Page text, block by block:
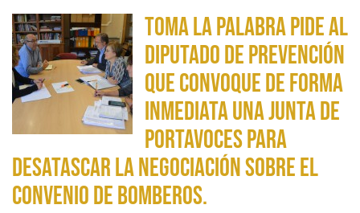
TOMA LA PALABRA PIDE AL
DIPUTADO DE PREVENCIÓN
QUE CONVOQUE DE FORMA
INMEDIATA UNA JUNTA DE
PORTAVOCES PARA
DESATASCAR LA NEGOCIACIÓN SOBRE EL
CONVENIO DE BOMBEROS.